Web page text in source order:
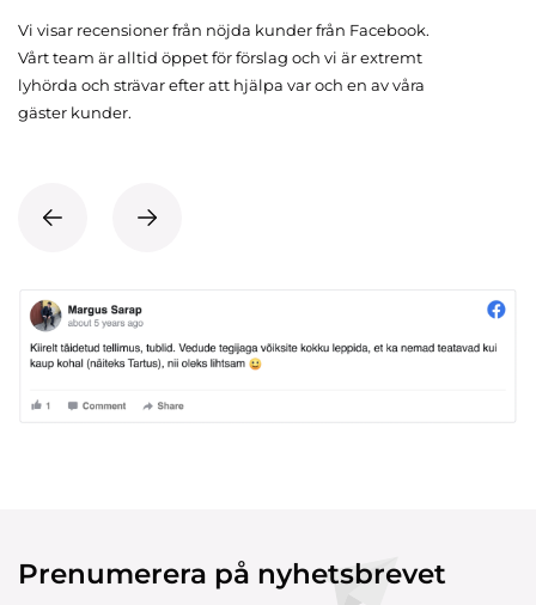
Vi visar recensioner från nöjda kunder från Facebook.
Vårt team är alltid öppet för förslag och vi är extremt
lyhörda och strävar efter att hjälpa var och en av våra
gäster kunder.
Prenumerera på nyhetsbrevet